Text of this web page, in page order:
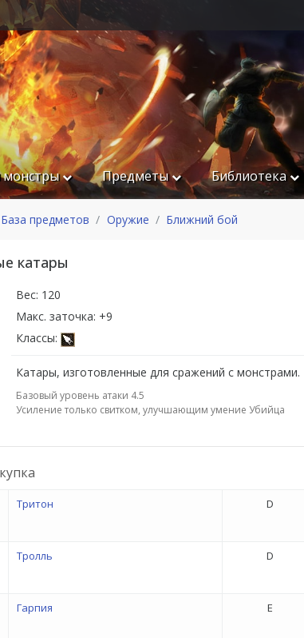
монстры Предметы Библиотека
База предметов Оружие Ближний бой
катары
Вес: 120
Макс. заточка: +9
Классы:
Катары, изготовленные для сражений с монстрами.
Базовый уровень атаки 4.5
Усиление только свитком, улучшающим умение Убийца
Тритон D
Тролль D
Гарпия E